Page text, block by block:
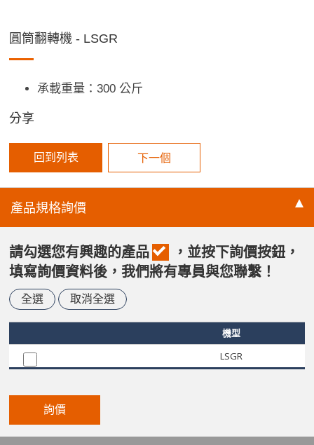
圓筒翻轉機 - LSGR
承載重量：300 公斤
分享
回到列表 下一個
產品規格詢價
請勾選您有興趣的產品
，並按下詢價按鈕，
填寫詢價資料後，我們將有專員與您聯繫！
全選 取消全選
機型
LSGR
詢價